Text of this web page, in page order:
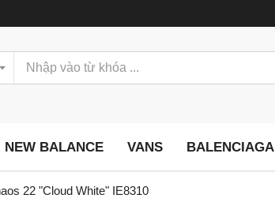
NEW BALANCE VANS BALENCIAGA
22 "Cloud White" IE8310